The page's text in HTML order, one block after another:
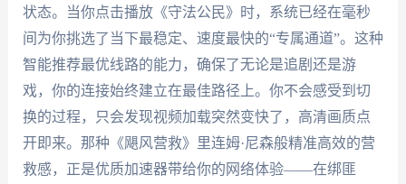
状态。当你点击播放《守法公民》时，系统已经在毫秒
间为你挑选了当下最稳定、速度最快的“专属通道”。这种
智能推荐最优线路的能力，确保了无论是追剧还是游
戏，你的连接始终建立在最佳路径上。你不会感受到切
换的过程，只会发现视频加载突然变快了，高清画质点
开即来。那种《飓风营救》里连姆·尼森般精准高效的营
救感，正是优质加速器带给你的网络体验——在绑匪